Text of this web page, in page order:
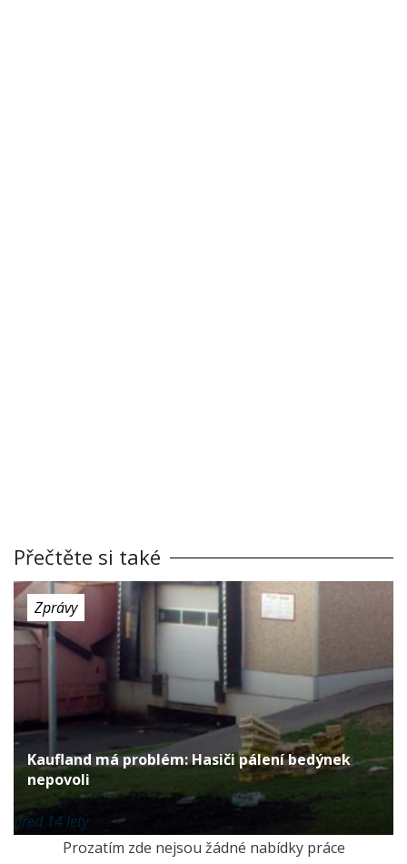
Přečtěte si také
Zprávy
Kaufland má problém: Hasiči pálení bedýnek
nepovoli
před 14 lety
Prozatím zde nejsou žádné nabídky práce